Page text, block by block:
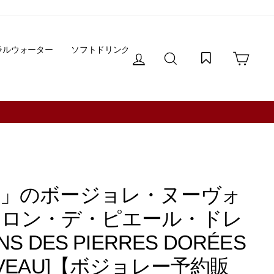
ルウォーター ソフトドリンク ログイン サイトを検索する
のボージョレ・ヌーヴォ
ン・デ・ピエール・ドレ
DES PIERRES DORÉES
【ボジョレー予約販